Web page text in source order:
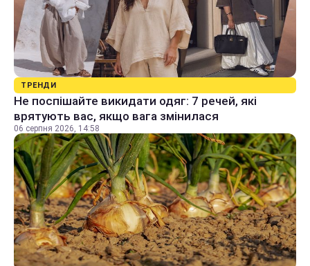
ТРЕНДИ
Не поспішайте викидати одяг: 7 речей, які
врятують вас, якщо вага змінилася
06 серпня 2026, 14:58